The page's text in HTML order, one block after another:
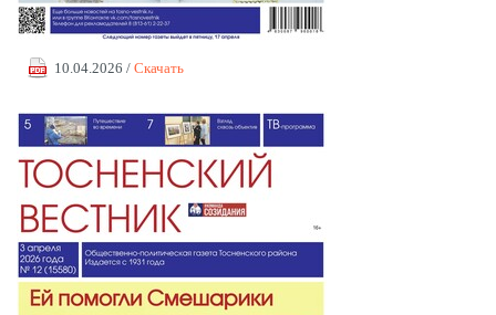
10.04.2026 / Скачать